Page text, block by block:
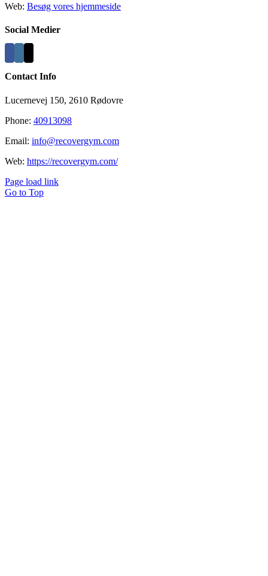
Web: Besøg vores hjemmeside
Social Medier
Contact Info
Lucernevej 150, 2610 Rødovre
Phone: 40913098
Email: info@recovergym.com
Web: https://recovergym.com/
Page load link
Go to Top